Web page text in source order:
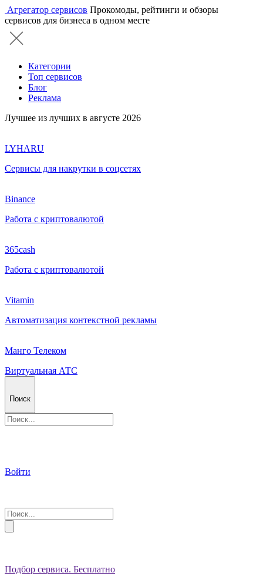
Агрегатор сервисов Прокомоды, рейтинги и обзоры
сервисов для бизнеса в одном месте
Категории
Топ сервисов
Блог
Реклама
Лучшее из лучших в августе 2026
LYHARU
Сервисы для накрутки в соцсетях
Binance
Работа с криптовалютой
365cash
Работа с криптовалютой
Vitamin
Автоматизация контекстной рекламы
Манго Телеком
Виртуальная АТС
Поиск
Войти
Подбор сервиса. Бесплатно